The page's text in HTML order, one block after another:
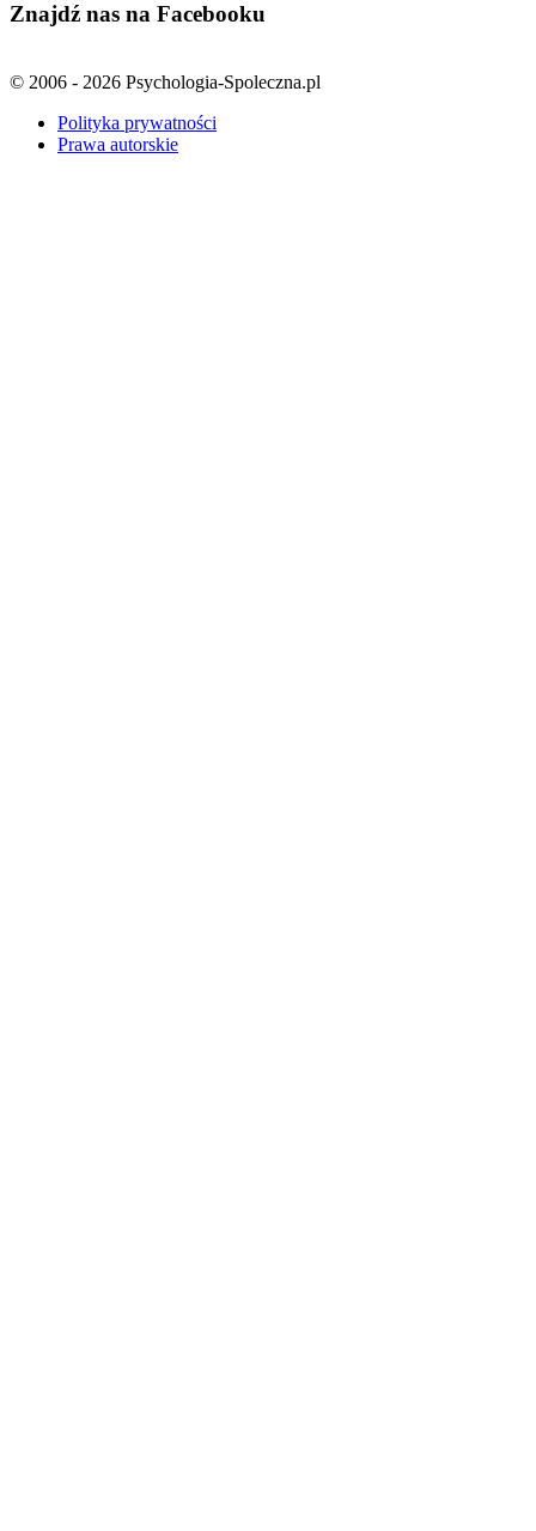
Znajdź nas na Facebooku
© 2006 - 2026 Psychologia-Spoleczna.pl
Polityka prywatności
Prawa autorskie